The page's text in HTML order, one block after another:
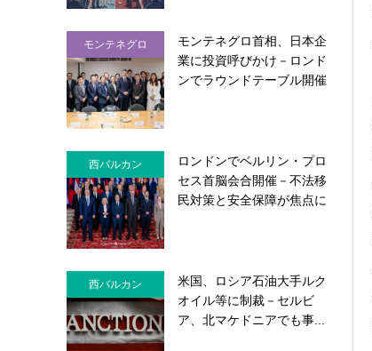
モンテネグロ
モンテネグロ首相、日本企
業に投資呼びかけ－ロンド
ンでラウンドテーブル開催
西バルカン
ロンドンでベルリン・プロ
セス首脳会合開催－不法移
民対策と安全保障が焦点に
西バルカン
米国、ロシア石油大手ルク
オイル等に制裁－セルビ
ア、北マケドニアでも事...